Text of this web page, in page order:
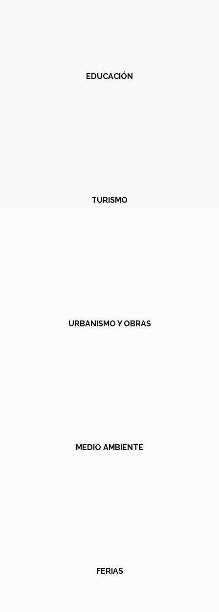
EDUCACIÓN
TURISMO
URBANISMO Y OBRAS
MEDIO AMBIENTE
FERIAS